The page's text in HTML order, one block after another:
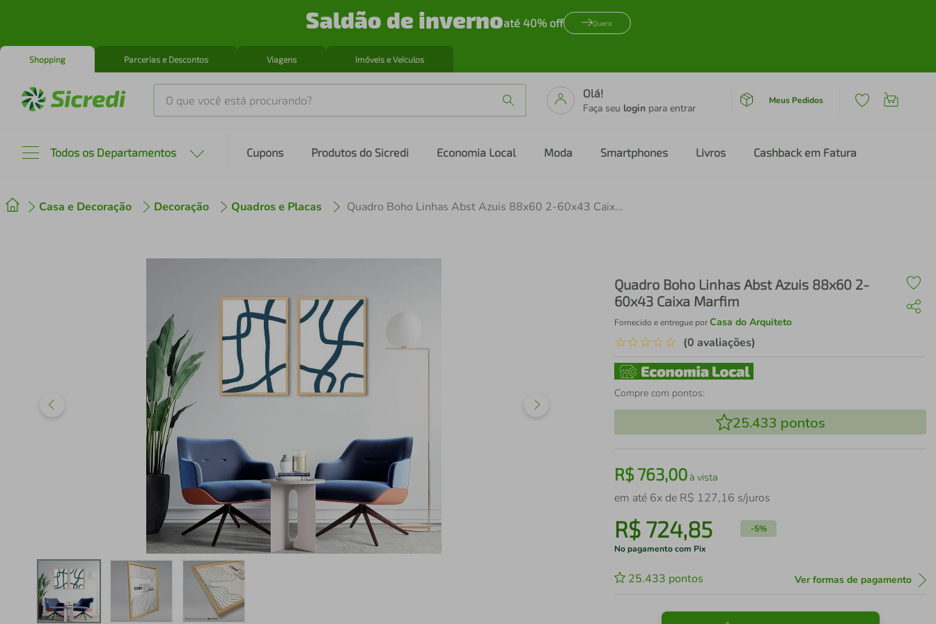
Saldão de invernoaté 40% off Quero
Shopping Parcerias e Descontos Viagens Imóveis e Veículos
O que você está procurando?
Olá!
Faça seu login para entrar
Meus Pedidos
Todos os Departamentos Cupons Produtos do Sicredi Economia Local Moda Smartphones Livros Cashback em Fatura
Casa e Decoração Decoração Quadros e Placas Quadro Boho Linhas Abst Azuis 88x60 2-60x43 Caixa Marfim
Quadro Boho Linhas Abst Azuis 88x60 2-
60x43 Caixa Marfim
Fornecido e entregue porCasa do Arquiteto
☆☆☆☆☆ (0 avaliações)
Compre com pontos:
25.433 pontos
R$763,00à vista
em até 6x de R$ 127,16 s/juros
R$ 724,85 -5%
No pagamento com Pix
25.433 pontos Ver formas de pagamento
º cafeteira
iphone